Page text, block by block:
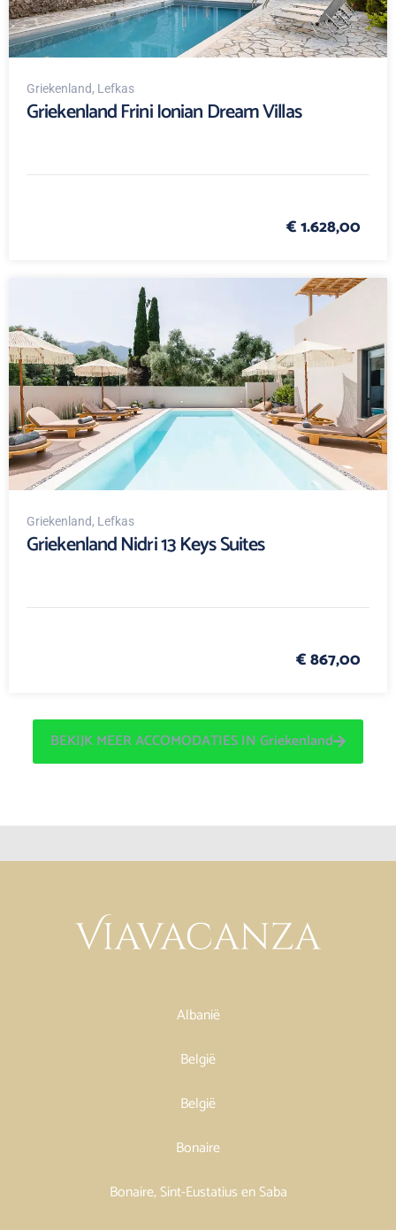
Griekenland, Lefkas
Griekenland Frini Ionian Dream Villas
€ 1.628,00
Griekenland, Lefkas
Griekenland Nidri 13 Keys Suites
€ 867,00
BEKIJK MEER ACCOMODATIES IN Griekenland
Albanië
België
België
Bonaire
Bonaire, Sint-Eustatius en Saba